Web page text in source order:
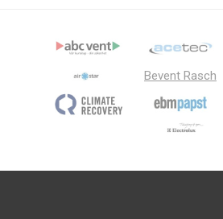
Bevent Rasch